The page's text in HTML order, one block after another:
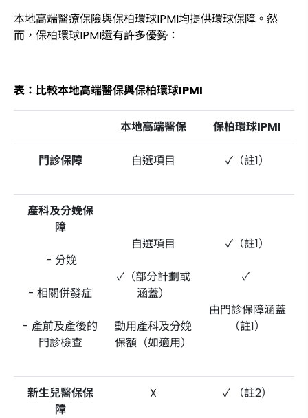
本地高端醫療保險與保柏環球IPMI均提供環球保障。然
而，保柏環球IPMI還有許多優勢：
表：比較本地高端醫保與保柏環球IPMI
本地高端醫保 保柏環球IPMI
門診保障 自選項目 ✓（註1）
產科及分娩保
障
- 分娩
- 相關併發症
- 產前及產後的
門診檢查
自選項目
✓（部分計劃或
涵蓋）
動用產科及分娩
保額（如適用）
✓（註1）
✓
由門診保障涵蓋
（註1）
新生兒醫保保
障
X ✓ （註2）